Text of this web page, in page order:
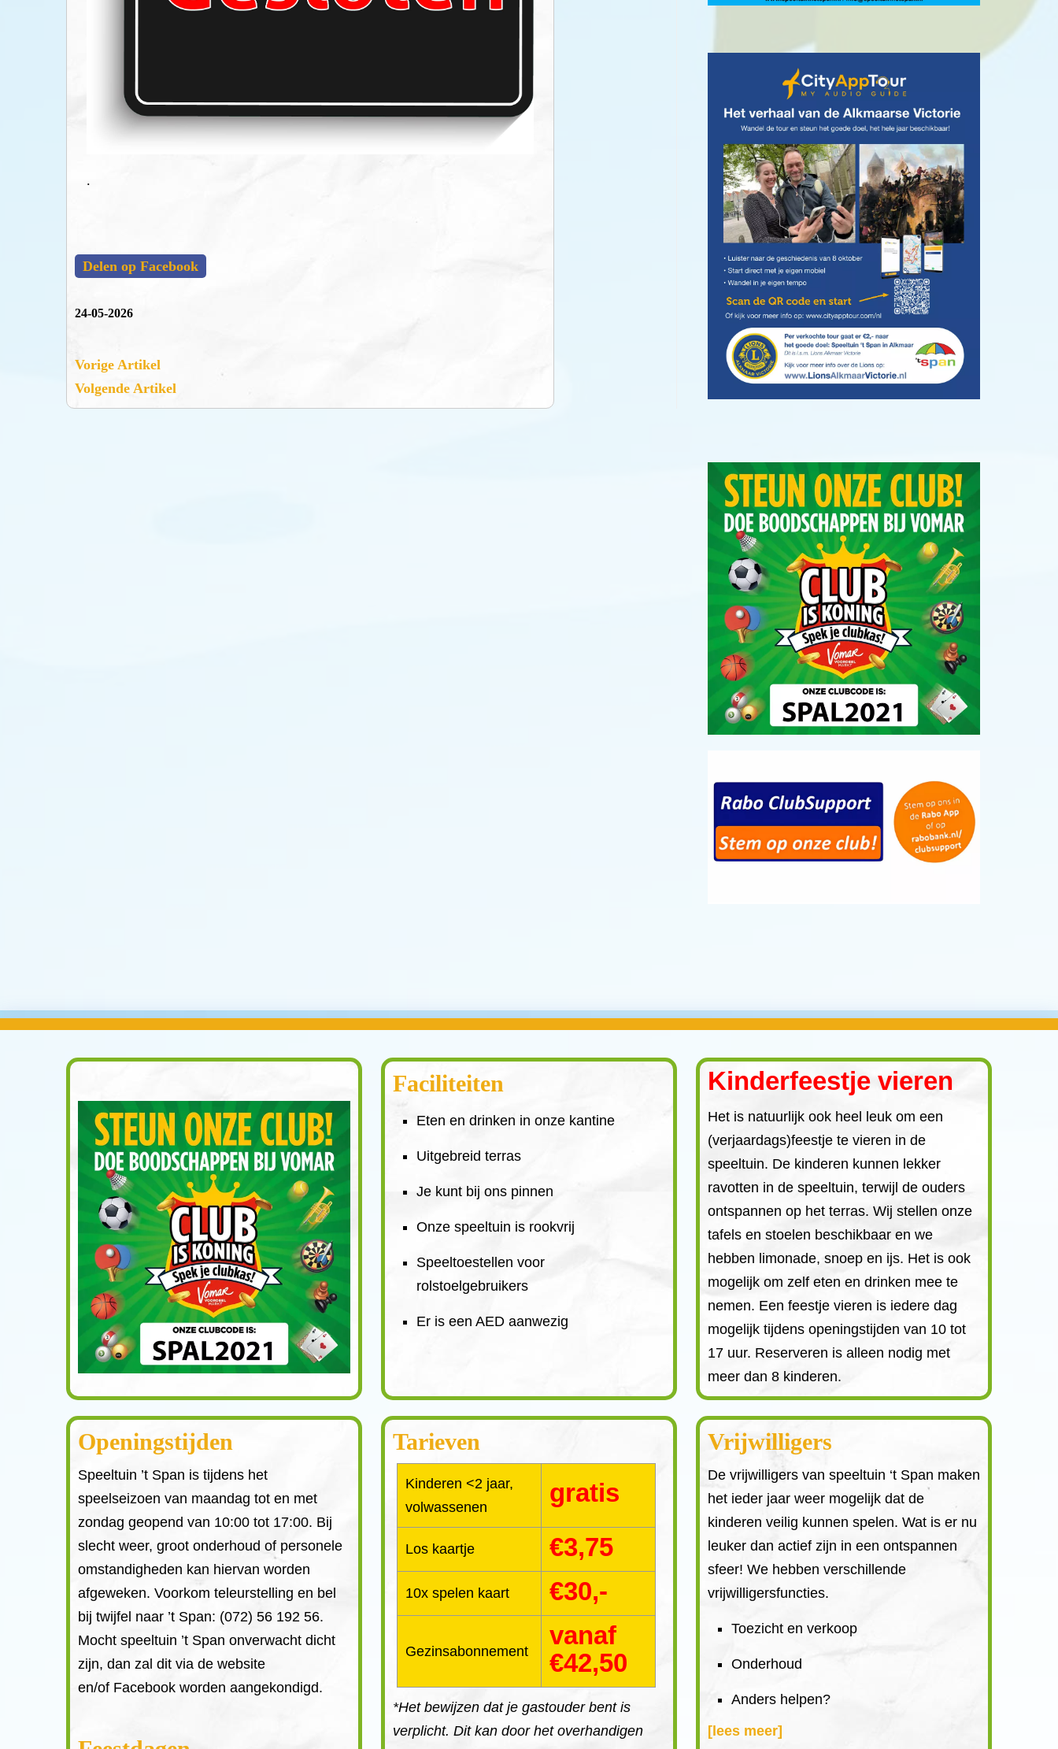
.
Delen op Facebook
24-05-2026
Vorige Artikel
Volgende Artikel
Faciliteiten
Eten en drinken in onze kantine
Uitgebreid terras
Je kunt bij ons pinnen
Onze speeltuin is rookvrij
Speeltoestellen voor
rolstoelgebruikers
Er is een AED aanwezig
Kinderfeestje vieren
Het is natuurlijk ook heel leuk om een
(verjaardags)feestje te vieren in de
speeltuin. De kinderen kunnen lekker
ravotten in de speeltuin, terwijl de ouders
ontspannen op het terras. Wij stellen onze
tafels en stoelen beschikbaar en we
hebben limonade, snoep en ijs. Het is ook
mogelijk om zelf eten en drinken mee te
nemen. Een feestje vieren is iedere dag
mogelijk tijdens openingstijden van 10 tot
17 uur. Reserveren is alleen nodig met
meer dan 8 kinderen.
Openingstijden
Speeltuin ’t Span is tijdens het
speelseizoen van maandag tot en met
zondag geopend van 10:00 tot 17:00. Bij
slecht weer, groot onderhoud of personele
omstandigheden kan hiervan worden
afgeweken. Voorkom teleurstelling en bel
bij twijfel naar ’t Span: (072) 56 192 56.
Mocht speeltuin ’t Span onverwacht dicht
zijn, dan zal dit via de website
en/of Facebook worden aangekondigd.
Tarieven
Kinderen <2 jaar,
volwassenen
gratis
Los kaartje €3,75
10x spelen kaart €30,-
Gezinsabonnement
vanaf
€42,50
*Het bewijzen dat je gastouder bent is
verplicht. Dit kan door het overhandigen
Vrijwilligers
De vrijwilligers van speeltuin ‘t Span maken
het ieder jaar weer mogelijk dat de
kinderen veilig kunnen spelen. Wat is er nu
leuker dan actief zijn in een ontspannen
sfeer! We hebben verschillende
vrijwilligersfuncties.
Toezicht en verkoop
Onderhoud
Anders helpen?
[lees meer]